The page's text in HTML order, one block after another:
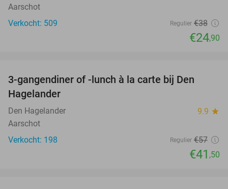
Aarschot
Verkocht: 509
Regulier €38
€24,90
3-gangendiner of -lunch à la carte bij Den
Hagelander
Den Hagelander 9.9 star
Aarschot
Verkocht: 198
Regulier €57
€41 ,50